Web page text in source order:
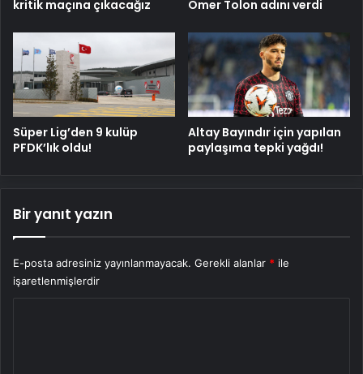
kritik maçına çıkacağız Ömer Tolon adını verdi
Süper Lig’den 9 kulüp
PFDK’lık oldu!
Altay Bayındır için yapılan
paylaşıma tepki yağdı!
Bir yanıt yazın
E-posta adresiniz yayınlanmayacak. Gerekli alanlar * ile
işaretlenmişlerdir